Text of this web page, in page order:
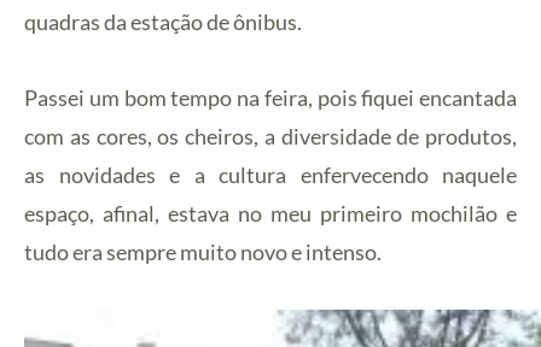
quadras da estação de ônibus.
Passei um bom tempo na feira, pois fiquei encantada
com as cores, os cheiros, a diversidade de produtos,
as novidades e a cultura enfervecendo naquele
espaço, afinal, estava no meu primeiro mochilão e
tudo era sempre muito novo e intenso.